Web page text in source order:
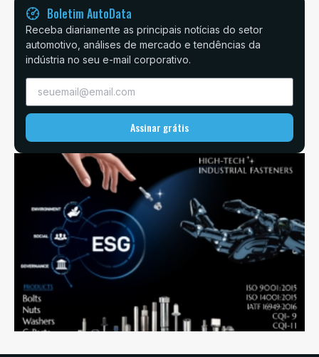
Boletim AutoData
Receba diariamente as principais notícias do setor
automotivo, análises de mercado e tendências da
indústria no seu e-mail corporativo.
Assinar grátis